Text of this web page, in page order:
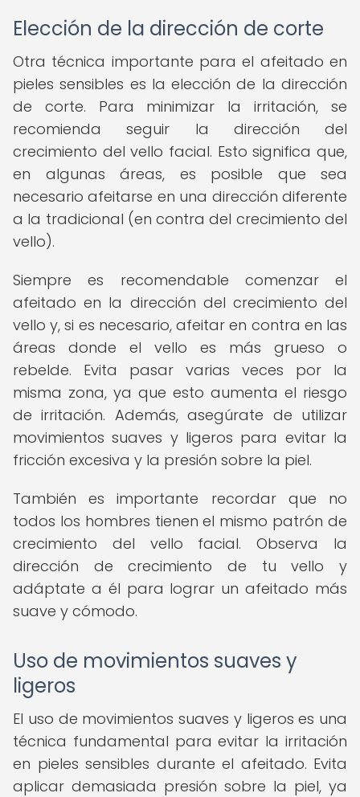
Elección de la dirección de corte
Otra técnica importante para el afeitado en
pieles sensibles es la elección de la dirección
de corte. Para minimizar la irritación, se
recomienda seguir la dirección del
crecimiento del vello facial. Esto significa que,
en algunas áreas, es posible que sea
necesario afeitarse en una dirección diferente
a la tradicional (en contra del crecimiento del
vello).
Siempre es recomendable comenzar el
afeitado en la dirección del crecimiento del
vello y, si es necesario, afeitar en contra en las
áreas donde el vello es más grueso o
rebelde. Evita pasar varias veces por la
misma zona, ya que esto aumenta el riesgo
de irritación. Además, asegúrate de utilizar
movimientos suaves y ligeros para evitar la
fricción excesiva y la presión sobre la piel.
También es importante recordar que no
todos los hombres tienen el mismo patrón de
crecimiento del vello facial. Observa la
dirección de crecimiento de tu vello y
adáptate a él para lograr un afeitado más
suave y cómodo.
Uso de movimientos suaves y
ligeros
El uso de movimientos suaves y ligeros es una
técnica fundamental para evitar la irritación
en pieles sensibles durante el afeitado. Evita
aplicar demasiada presión sobre la piel, ya